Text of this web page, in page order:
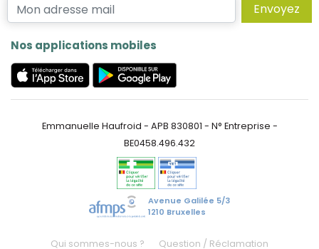
Envoyez
Nos applications mobiles
Emmanuelle Haufroid - APB 830801 - N° Entreprise -
BE0458.496.432
Avenue Galilée 5/3
1210 Bruxelles
Qui sommes-nous ? Question / Réclamation